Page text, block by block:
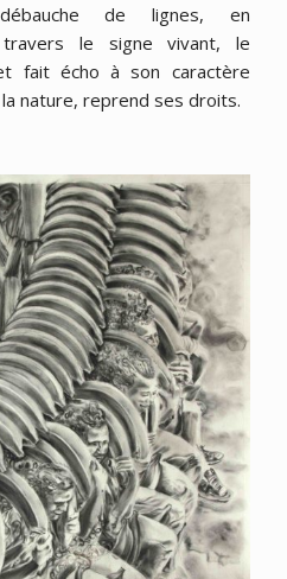
de lignes, en
le signe vivant, le
fait écho à son caractère
nature, reprend ses droits.